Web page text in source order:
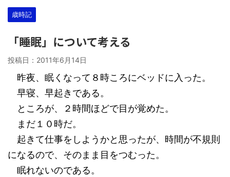
歳時記
「睡眠」について考える
投稿日： 2011年6月14日
昨夜、眠くなって８時ころにベッドに入った。
早寝、早起きである。
ところが、２時間ほどで目が覚めた。
まだ１０時だ。
起きて仕事をしようかと思ったが、時間が不規則
になるので、そのまま目をつむった。
眠れないのである。